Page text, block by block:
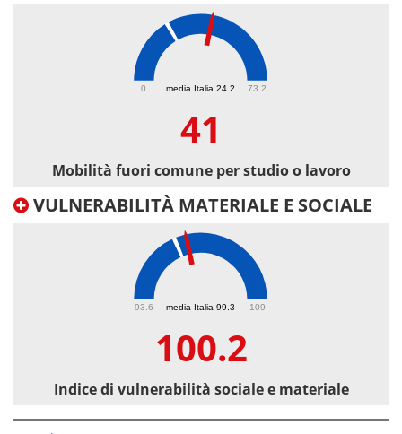
media Italia 24.2
0 73.2
41
Mobilità fuori comune per studio o lavoro
VULNERABILITÀ MATERIALE E SOCIALE
media Italia 99.3
93.6 109
100.2
Indice di vulnerabilità sociale e materiale